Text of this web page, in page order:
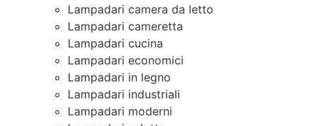
Lampadari camera da letto
Lampadari cameretta
Lampadari cucina
Lampadari economici
Lampadari in legno
Lampadari industriali
Lampadari moderni